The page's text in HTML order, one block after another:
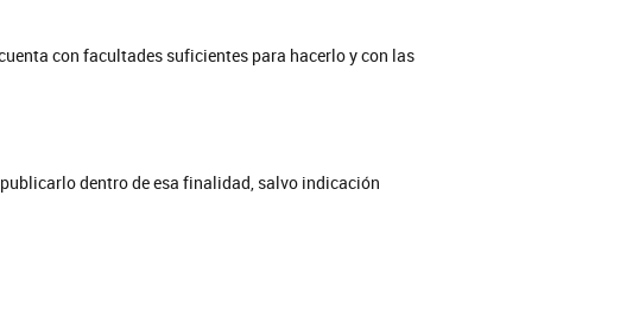
con facultades suficientes para hacerlo y con las
dentro de esa finalidad, salvo indicación